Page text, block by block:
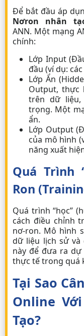
Để bắt đầu áp
Nơron nhân
ANN. Một mạng
chính:
Lớp Input
đầu (ví dụ:
Lớp Ẩn
Output, thực
trên dữ liệu,
trọng. Một
ẩn.
Lớp Output
của mô hình
năng xuất
Quá Trình
Ron
Quá trình “học”
cách điều chỉnh
nơ-ron. Mô hình
dữ liệu lịch sử
này để đưa ra
thực tế trong quá
Tại Sao
Online
Tạo?